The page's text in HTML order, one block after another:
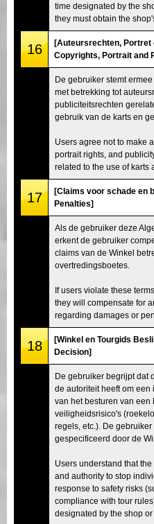
time designated by the
they must obtain the
16
[Auteursrechten, Portret
Copyrights, Portrait and
De gebruiker stemt
met betrekking tot
publiciteitsrechten
gebruik van de karts en
Users agree not to make
portrait rights, and
related to the use of karts
17
[Claims voor schade en
Penalties]
Als de gebruiker deze
erkent de gebruiker
claims van de Winkel
overtredingsboetes.
If users violate these
they will compensate for
regarding damages or
18
[Winkel en Tourgids
Decision]
De gebruiker begrijpt dat
de autoriteit heeft om
van het besturen van een
veiligheidsrisico's
regels, etc.). De
gespecificeerd door de
Users understand that
and authority to stop
response to safety risks
compliance with tour
designated by the shop or